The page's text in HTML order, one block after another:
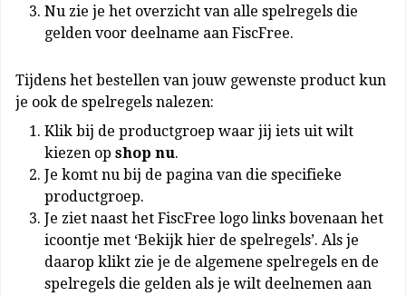
Nu zie je het overzicht van alle spelregels die
gelden voor deelname aan FiscFree.
Tijdens het bestellen van jouw gewenste product kun
je ook de spelregels nalezen:
Klik bij de productgroep waar jij iets uit wilt
kiezen op shop nu.
Je komt nu bij de pagina van die specifieke
productgroep.
Je ziet naast het FiscFree logo links bovenaan het
icoontje met ‘Bekijk hier de spelregels’. Als je
daarop klikt zie je de algemene spelregels en de
spelregels die gelden als je wilt deelnemen aan